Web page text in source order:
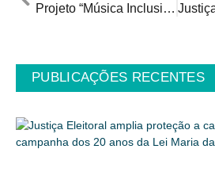
Projeto “Música Inclusiva” reúne músicos com e sem deficiência
PUBLICAÇÕES RECENTES